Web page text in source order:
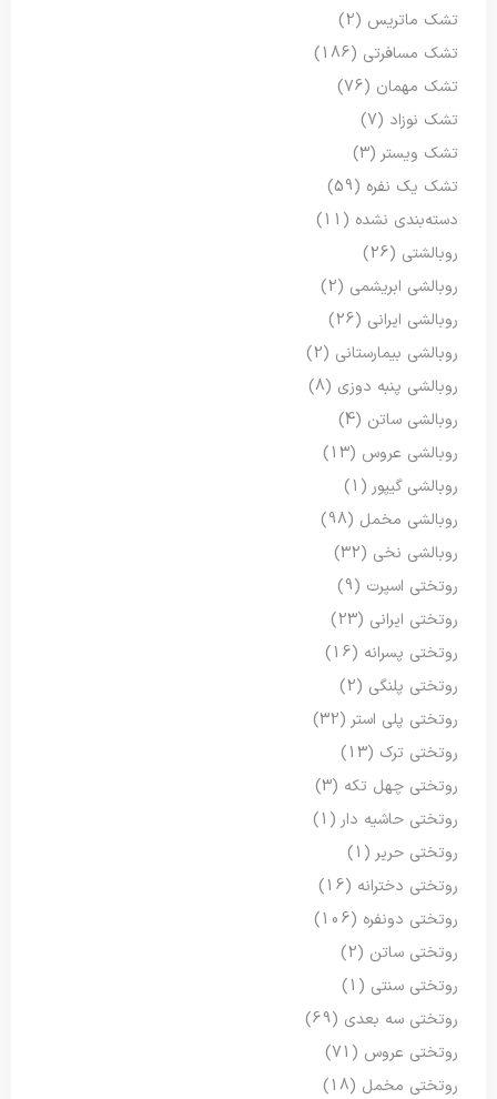
تشک ماتریس (2)
تشک مسافرتی (186)
تشک مهمان (76)
تشک نوزاد (7)
تشک ویستر (3)
تشک یک نفره (59)
دسته‌بندی نشده (11)
روبالشتی (26)
روبالشی ابریشمی (2)
روبالشی ایرانی (26)
روبالشی بیمارستانی (2)
روبالشی پنبه دوزی (8)
روبالشی ساتن (4)
روبالشی عروس (13)
روبالشی گیپور (1)
روبالشی مخمل (98)
روبالشی نخی (32)
روتختی اسپرت (9)
روتختی ایرانی (23)
روتختی پسرانه (16)
روتختی پلنگی (2)
روتختی پلی استر (32)
روتختی ترک (13)
روتختی چهل تکه (3)
روتختی حاشیه دار (1)
روتختی حریر (1)
روتختی دخترانه (16)
روتختی دونفره (106)
روتختی ساتن (2)
روتختی سنتی (1)
روتختی سه بعدی (69)
روتختی عروس (71)
روتختی مخمل (18)